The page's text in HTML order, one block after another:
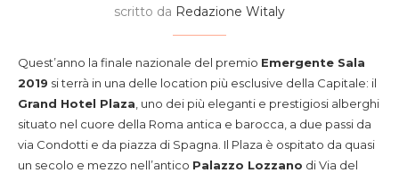
scritto da Redazione Witaly
Quest’anno la finale nazionale del premio Emergente Sala
2019 si terrà in una delle location più esclusive della Capitale: il
Grand Hotel Plaza , uno dei più eleganti e prestigiosi alberghi
situato nel cuore della Roma antica e barocca, a due passi da
via Condotti e da piazza di Spagna. Il Plaza è ospitato da quasi
un secolo e mezzo nell’antico Palazzo Lozzano di Via del